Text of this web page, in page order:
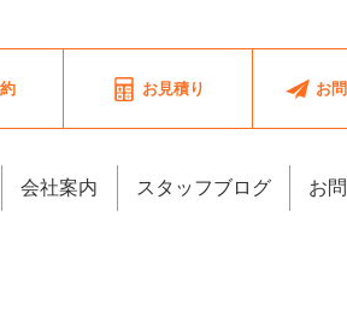
お見積り お
会社案内 スタッフブログ お